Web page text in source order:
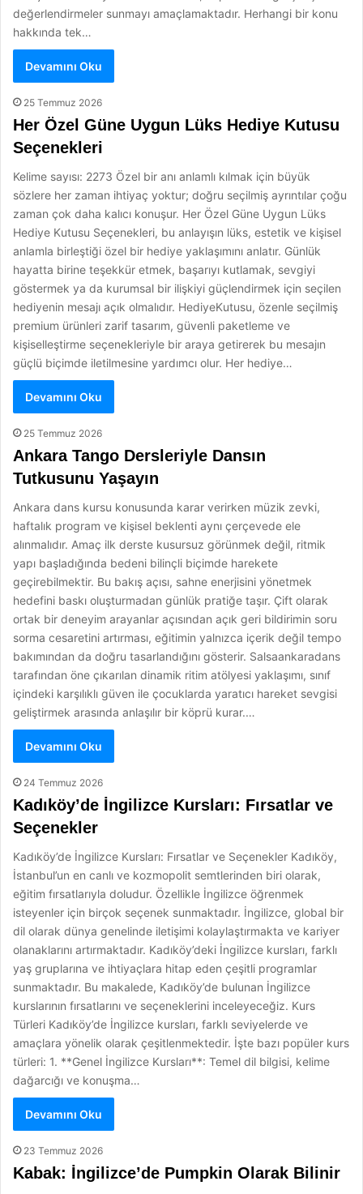
değerlendirmeler sunmayı amaçlamaktadır. Herhangi bir konu
hakkında tek…
Devamını Oku
25 Temmuz 2026
Her Özel Güne Uygun Lüks Hediye Kutusu
Seçenekleri
Kelime sayısı: 2273 Özel bir anı anlamlı kılmak için büyük
sözlere her zaman ihtiyaç yoktur; doğru seçilmiş ayrıntılar çoğu
zaman çok daha kalıcı konuşur. Her Özel Güne Uygun Lüks
Hediye Kutusu Seçenekleri, bu anlayışın lüks, estetik ve kişisel
anlamla birleştiği özel bir hediye yaklaşımını anlatır. Günlük
hayatta birine teşekkür etmek, başarıyı kutlamak, sevgiyi
göstermek ya da kurumsal bir ilişkiyi güçlendirmek için seçilen
hediyenin mesajı açık olmalıdır. HediyeKutusu, özenle seçilmiş
premium ürünleri zarif tasarım, güvenli paketleme ve
kişiselleştirme seçenekleriyle bir araya getirerek bu mesajın
güçlü biçimde iletilmesine yardımcı olur. Her hediye…
Devamını Oku
25 Temmuz 2026
Ankara Tango Dersleriyle Dansın
Tutkusunu Yaşayın
Ankara dans kursu konusunda karar verirken müzik zevki,
haftalık program ve kişisel beklenti aynı çerçevede ele
alınmalıdır. Amaç ilk derste kusursuz görünmek değil, ritmik
yapı başladığında bedeni bilinçli biçimde harekete
geçirebilmektir. Bu bakış açısı, sahne enerjisini yönetmek
hedefini baskı oluşturmadan günlük pratiğe taşır. Çift olarak
ortak bir deneyim arayanlar açısından açık geri bildirimin soru
sorma cesaretini artırması, eğitimin yalnızca içerik değil tempo
bakımından da doğru tasarlandığını gösterir. Salsaankaradans
tarafından öne çıkarılan dinamik ritim atölyesi yaklaşımı, sınıf
içindeki karşılıklı güven ile çocuklarda yaratıcı hareket sevgisi
geliştirmek arasında anlaşılır bir köprü kurar.…
Devamını Oku
24 Temmuz 2026
Kadıköy’de İngilizce Kursları: Fırsatlar ve
Seçenekler
Kadıköy’de İngilizce Kursları: Fırsatlar ve Seçenekler Kadıköy,
İstanbul’un en canlı ve kozmopolit semtlerinden biri olarak,
eğitim fırsatlarıyla doludur. Özellikle İngilizce öğrenmek
isteyenler için birçok seçenek sunmaktadır. İngilizce, global bir
dil olarak dünya genelinde iletişimi kolaylaştırmakta ve kariyer
olanaklarını artırmaktadır. Kadıköy’deki İngilizce kursları, farklı
yaş gruplarına ve ihtiyaçlara hitap eden çeşitli programlar
sunmaktadır. Bu makalede, Kadıköy’de bulunan İngilizce
kurslarının fırsatlarını ve seçeneklerini inceleyeceğiz. Kurs
Türleri Kadıköy’de İngilizce kursları, farklı seviyelerde ve
amaçlara yönelik olarak çeşitlenmektedir. İşte bazı popüler kurs
türleri: 1. **Genel İngilizce Kursları**: Temel dil bilgisi, kelime
dağarcığı ve konuşma…
Devamını Oku
23 Temmuz 2026
Kabak: İngilizce’de Pumpkin Olarak Bilinir